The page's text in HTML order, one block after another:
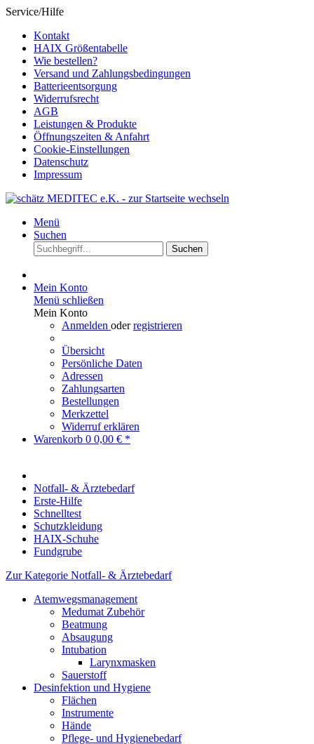
Service/Hilfe
Kontakt
HAIX Größentabelle
Wie bestellen?
Versand und Zahlungsbedingungen
Batterieentsorgung
Widerrufsrecht
AGB
Leistungen & Produkte
Öffnungszeiten & Anfahrt
Cookie-Einstellungen
Datenschutz
Impressum
Menü
Suchen
Suchen
Mein Konto
Menü schließen
Mein Konto
Anmelden oderregistrieren
Übersicht
Persönliche Daten
Adressen
Zahlungsarten
Bestellungen
Merkzettel
Widerruf erklären
Warenkorb 0 0,00 € *
Notfall- & Ärztebedarf
Erste-Hilfe
Schnelltest
Schutzkleidung
HAIX-Schuhe
Fundgrube
Zur Kategorie Notfall- & Ärztebedarf
Atemwegsmanagement
Medumat Zubehör
Beatmung
Absaugung
Intubation
Larynxmasken
Sauerstoff
Desinfektion und Hygiene
Flächen
Instrumente
Hände
Pflege- und Hygienebedarf